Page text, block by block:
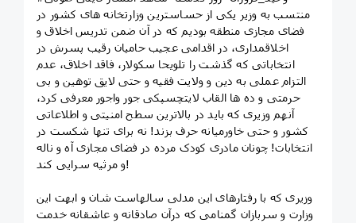
منتسب به وزیر یکی از حساسترین وزارتخانه های کشور در
فضای مجازی منطقه بودیم که در آن ضمن تدریس اخلاق و
اخلاقمداری، در اقدامی عجیب حامیان رقیب پسرش در
انتخاباتی که گذشت را تلویحا سکولار، فاقد اخلاق، عدم
التزام عملی به دین و ولایت فقیه و حتی لایق توهین و بی
حرمتی و ده ها القاب لایتچسپکی جور واجور معرفی کرد،
آنهم وزیری که باید در بالاترین سطح امنیتی و اطلاعاتی
کشور و حتی خاورمیانه حرف بزند! نه برای تنها شکست در
انتخابات! چونان مادری کودک مرده در فضای مجازی آه و ناله
و مرثیه سرایی کند!
وزیری که با رفتارهای این مدلی سالهاست شان و ابهت این
وزارت و سربازان گمنامی که درآن صادقانه و عاشقانه خدمت